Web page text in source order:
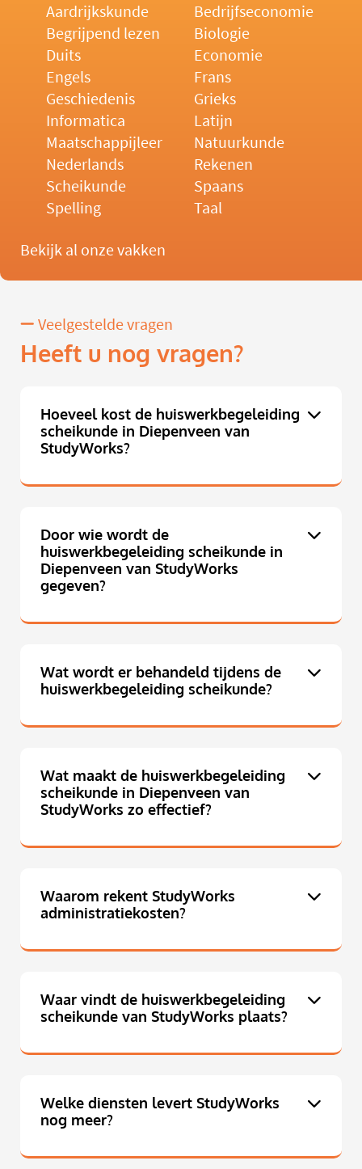
Aardrijkskunde
Bedrijfseconomie
Begrijpend lezen
Biologie
Duits
Economie
Engels
Frans
Geschiedenis
Grieks
Informatica
Latijn
Maatschappijleer
Natuurkunde
Nederlands
Rekenen
Scheikunde
Spaans
Spelling
Taal
Bekijk al onze vakken
Veelgestelde vragen
Heeft u nog vragen?
Hoeveel kost de huiswerkbegeleiding
scheikunde in Diepenveen van
StudyWorks?
Door wie wordt de
huiswerkbegeleiding scheikunde in
Diepenveen van StudyWorks
gegeven?
Wat wordt er behandeld tijdens de
huiswerkbegeleiding scheikunde?
Wat maakt de huiswerkbegeleiding
scheikunde in Diepenveen van
StudyWorks zo effectief?
Waarom rekent StudyWorks
administratiekosten?
Waar vindt de huiswerkbegeleiding
scheikunde van StudyWorks plaats?
Welke diensten levert StudyWorks
nog meer?